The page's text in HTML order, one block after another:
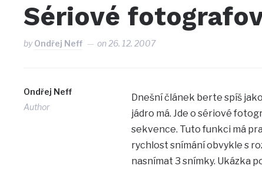
Sériové
byOndřej Neff on26. 12. 2007
Ondřej Neff
Author
Dnešní článek berte spíš
jádro má. Jde o sériové
sekvence. Tuto funkci má
rychlost snímání obvykle s
nasnímat 3 snímky. Ukázka